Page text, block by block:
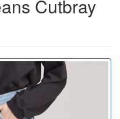
Cutbray